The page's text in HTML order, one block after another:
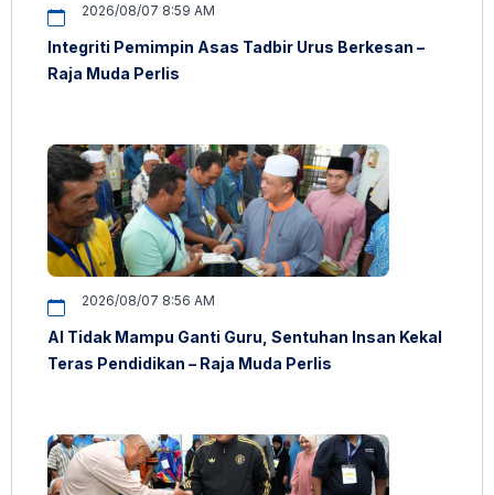
2026/08/07 8:59 AM
Integriti Pemimpin Asas Tadbir Urus Berkesan –
Raja Muda Perlis
2026/08/07 8:56 AM
AI Tidak Mampu Ganti Guru, Sentuhan Insan Kekal
Teras Pendidikan – Raja Muda Perlis